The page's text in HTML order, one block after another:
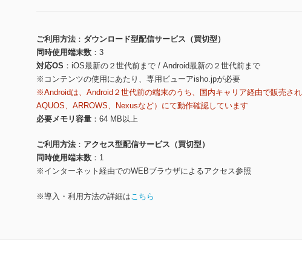
ご利用方法
ダウンロード型配信サービス（買切型）
同時使用端末数
3
対応OS
iOS最新の２世代前まで / Android最新の２世代前まで
※コンテンツの使用にあたり、専用ビューアisho.jpが必要
※Androidは、Android２世代前の端末のうち、国内キャリア経由で販売さ
AQUOS、ARROWS、Nexusなど）にて動作確認しています
必要メモリ容量
64 MB以上
ご利用方法
アクセス型配信サービス（買切型）
同時使用端末数
1
※インターネット経由でのWEBブラウザによるアクセス参照
※導入・利用方法の詳細はこちら